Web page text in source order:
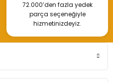
72.000’den fazla yedek
parça seçeneğiyle
hizmetinizdeyiz.